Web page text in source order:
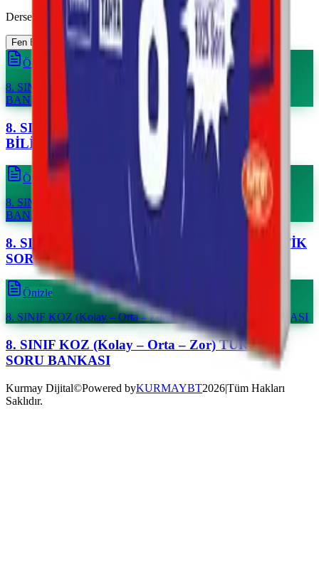
Derse Göre
Fen Bilimleri 1 Matematik Türkçe1
Önizle
8. SINIF KOZ (Kolay – Orta – Zor) FEN BİLİMLERİ SORU
BANKASI
Önizle
8. SINIF KOZ (Kolay – Orta – Zor) MATEMATİK SORU
BANKASI
Önizle
8. SINIF KOZ (Kolay – Orta – Zor) TÜRKÇE SORU BANKASI
Kurmay Dijital©Powered byKURMAYBT2026|Tüm Hakları
Saklıdır.